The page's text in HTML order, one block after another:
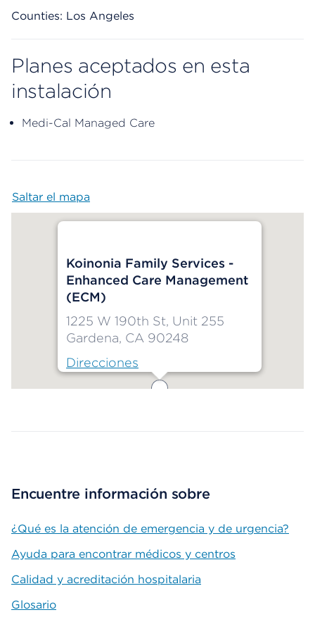
Counties: Los Angeles
Planes aceptados en esta
instalación
Medi-Cal Managed Care
Saltar el mapa
Koinonia Family Services -
Enhanced Care Management
(ECM)
1225 W 190th St, Unit 255
Gardena, CA 90248
Direcciones
Encuentre información sobre
¿Qué es la atención de emergencia y de urgencia?
Ayuda para encontrar médicos y centros
Calidad y acreditación hospitalaria
Glosario